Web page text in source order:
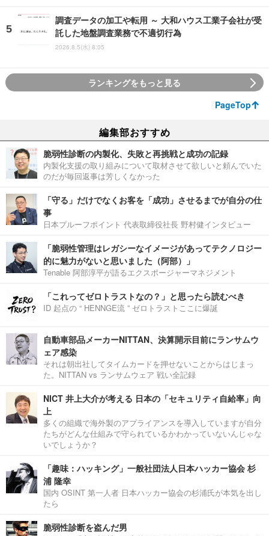
調査データの加工や転用 ～ 大和ハウス工業子会社が受
託した地盤調査業務で不適切行為
2026.8.5(水) 8:05
ランキングをもっと見る
PageTop
編集部おすすめ
脆弱性診断の内製化、失敗と再挑戦と成功の記録
内製化支援の取り組みについて取材させて欲しいと頼んでいた
のだが毎回返事は芳しくなかった
「守る」だけでなくお客を「成功」させるまでが自分の仕
事
日本プルーフポイント 代表取締役社長 野村健インタビュー
「脆弱性管理はレガシーなイメージがあってテクノロジー
的に魅力がないと思いました（阿部）」
Tenable 阿部淳平が語るエクスポージャーマネジメント
「これってゼロトラストなの？」と思ったら読むべき
ID 起点の “ HENNGE流 ” ゼロトラストここに爆誕
自動車部品メーカーNITTAN、決算開示目前にランサムウ
ェア感染
それは朝出社してタイムカードを押せないことからはじまっ
た。NITTAN vs ランサムウェア 戦い全記録
NICT 井上大介が考える 日本の「セキュリティ自給率」向
上
多くの組織で海外製のアプライアンスを導入していますが自分
たちがどんな仕組みで守られているかわかっていないんじゃな
いでしょうか？
「趣味：ハッキング」一般社団法人日本ハッカー協会 杉
浦 隆幸
国内 OSINT 第一人者 日本ハッカー協会の杉浦氏が本気を出し
たら
脆弱性診断を盗んだ男